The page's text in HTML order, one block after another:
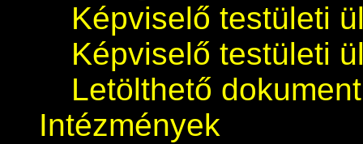
Képviselő testületi
Képviselő testületi
Letölthető
Intézmények